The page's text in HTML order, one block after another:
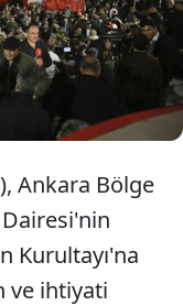
yapılan itirazı
Ankara Bölge
Kurultayı'na
ve ihtiyati